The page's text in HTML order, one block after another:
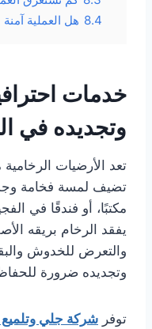
8.4 هل العملية
خدمات
وتجديده في
تعد الأرضيات
تضيف لمسة فخامة
مكتبًا، أو فندقًا في
يفقد الرخام بريقه
والتعرض للخدوش
وتجديده ضرورة
توفر شركة جلي وتلميع